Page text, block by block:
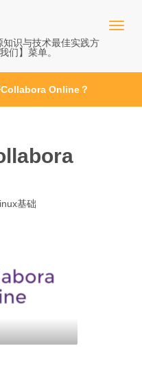
识与技术最佳实践方
们】菜单。
Online？
基础